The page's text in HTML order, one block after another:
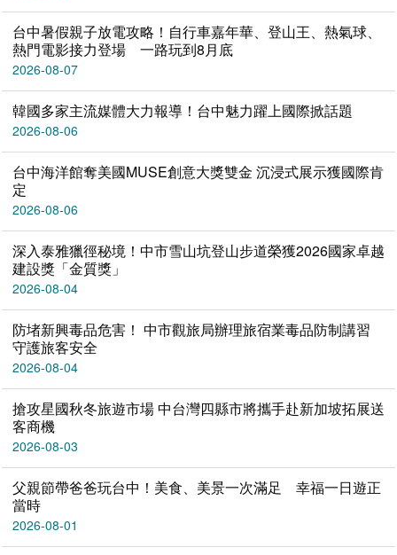
台中暑假親子放電攻略！自行車嘉年華、登山王、熱氣球、
熱門電影接力登場 一路玩到8月底
2026-08-07
韓國多家主流媒體大力報導！台中魅力躍上國際掀話題
2026-08-06
台中海洋館奪美國MUSE創意大獎雙金 沉浸式展示獲國際肯
定
2026-08-06
深入泰雅獵徑秘境！中市雪山坑登山步道榮獲2026國家卓越
建設獎「金質獎」
2026-08-04
防堵新興毒品危害！ 中市觀旅局辦理旅宿業毒品防制講習
守護旅客安全
2026-08-04
搶攻星國秋冬旅遊市場 中台灣四縣市將攜手赴新加坡拓展送
客商機
2026-08-03
父親節帶爸爸玩台中！美食、美景一次滿足 幸福一日遊正
當時
2026-08-01